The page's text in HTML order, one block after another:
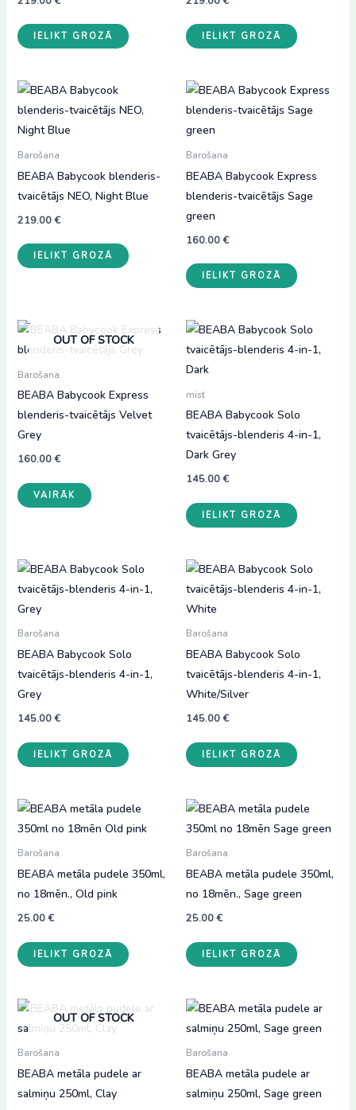
IELIKT GROZĀ IELIKT GROZĀ
Barošana
BEABA Babycook blenderis-
tvaicētājs NEO, Night Blue
219.00€
IELIKT GROZĀ
Barošana
BEABA Babycook Express
blenderis-tvaicētājs Sage
green
160.00€
IELIKT GROZĀ
OUT OF STOCK
Barošana
BEABA Babycook Express
blenderis-tvaicētājs Velvet
Grey
160.00€
VAIRĀK
mist
BEABA Babycook Solo
tvaicētājs-blenderis 4-in-1,
Dark Grey
145.00€
IELIKT GROZĀ
Barošana
BEABA Babycook Solo
tvaicētājs-blenderis 4-in-1,
Grey
145.00€
IELIKT GROZĀ
Barošana
BEABA Babycook Solo
tvaicētājs-blenderis 4-in-1,
White/Silver
145.00€
IELIKT GROZĀ
Barošana
BEABA metāla pudele 350ml,
no 18mēn., Old pink
25.00€
IELIKT GROZĀ
Barošana
BEABA metāla pudele 350ml,
no 18mēn., Sage green
25.00€
IELIKT GROZĀ
OUT OF STOCK
Barošana
BEABA metāla pudele ar
salmiņu 250ml, Clay
Barošana
BEABA metāla pudele ar
salmiņu 250ml, Sage green